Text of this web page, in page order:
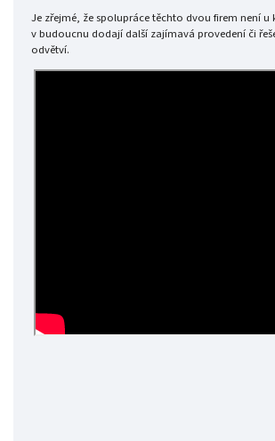
Je zřejmé, že spolupráce těchto dvou firem není u
v budoucnu dodají další zajímavá provedení či
odvětví.